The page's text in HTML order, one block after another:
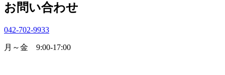
お問い合わせ
042-702-9933
月～金 9:00-17:00